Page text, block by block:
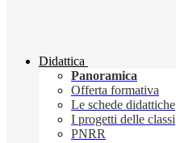
Didattica
Panoramica
Offerta formativa
Le schede didattiche
I progetti delle classi
PNRR